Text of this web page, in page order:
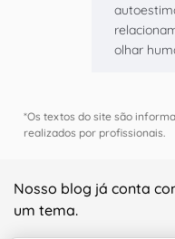
olhar
*Os textos do site são
realizados por profissionais.
Nosso blog já conta
um tema.